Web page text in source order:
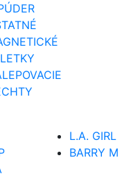
L.A. GIRL
BARRY M